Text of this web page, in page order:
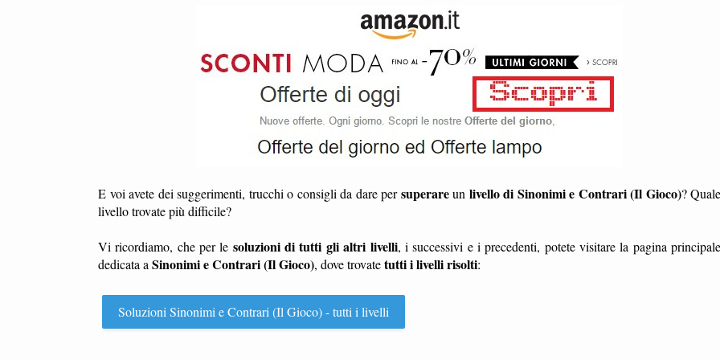
E voi avete dei suggerimenti, trucchi o consigli da dare persuperareun livello di Sinonimi e Contrari (Il Gioco)? Quale
livello trovate più difficile?
Vi ricordiamo, che per le soluzioni di tutti gli altri livelli, i successivi e i precedenti, potete visitare la pagina principale
dedicata aSinonimi e Contrari (Il Gioco), dove trovatetutti i livelli risolti:
Soluzioni Sinonimi e Contrari (Il Gioco) - tutti i livelli